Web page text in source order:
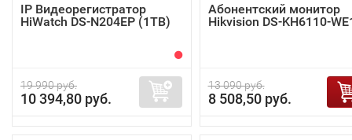
IP Видеорегистратор
HiWatch DS-N204EP (1TB)
19 990 руб.
10 394,80 руб.
Абонентский монитор
Hikvision DS-KH6110-
13 090 руб.
8 508,50 руб.